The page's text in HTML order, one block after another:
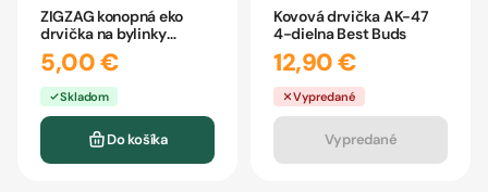
ZIGZAG konopná eko
drvička na bylinky
50mm
5,00 €
Skladom
Do košíka
Kovová drvička AK-47
4-dielna Best Buds
12,90 €
Vypredané
Vypredané